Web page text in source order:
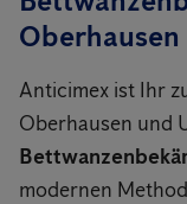
Oberhausen
Anticimex ist Ihr
Oberhausen und
modernen